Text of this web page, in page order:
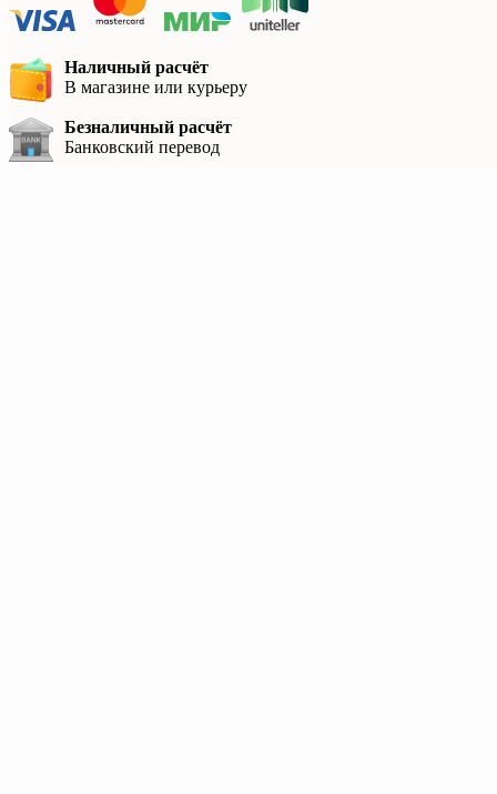
Наличный расчёт
В магазине или курьеру
Безналичный расчёт
Банковский перевод